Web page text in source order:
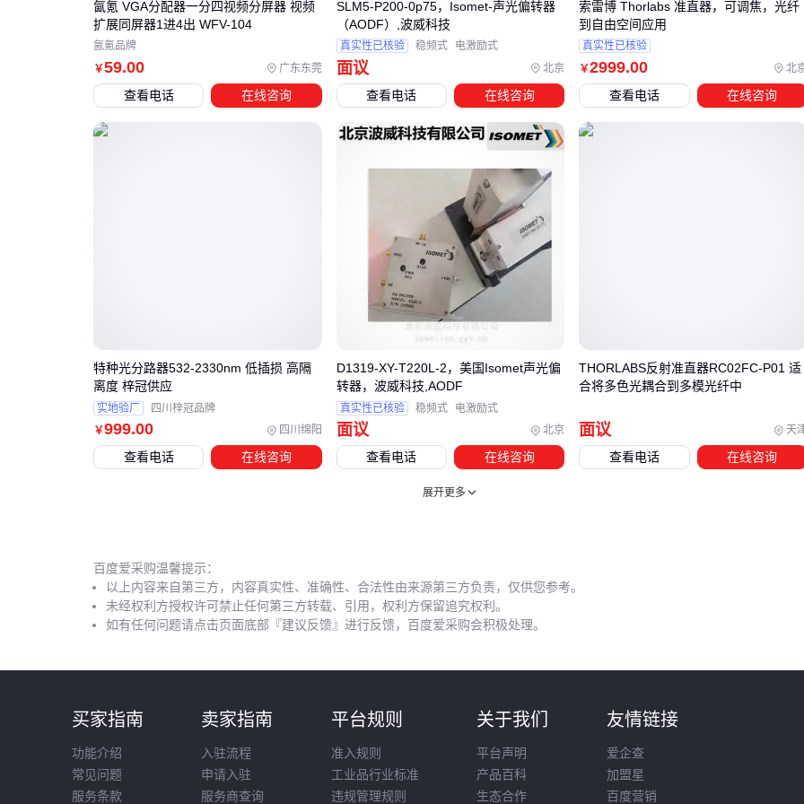
四、主设备采购后，这些配套问题可能被低估
采购光分路器或分光器后，实际部署时往往会遇到两类配套问
题：一是与现有设备的兼容性，例如波分复用器
的通道间隔
求，长距离传输时需要搭配光纤放大器
忽视这些联动关系可能导致两种后果：要么被迫更换核心设备
造成浪费，要么因信号质量不达标需要二次改造。
关键配套设备需要同步考虑：
信号适配类：光衰减器
损坏敏感的分光器元件
连接优化类：预埋式光纤连接器
适合需要频繁插拔的实验室场景
管理维护类：光纤清洁工具
和防尘帽对保持接口透光率至
关重要，灰尘积累会使分光比误差增大
建议在采购主设备时预留15%-20%预算给配套方案。例如数据
中心的高密度布线环境，需要提前规划光纤管理托盘
和走线
槽的空间兼容性，而非事后补救。
示，超过60%的链路故障源于连接器污染，但以下操作细节容
易被忽视：
超细纤维头更适合精密陶瓷插芯
操作规范：必须单向擦拭端面，来回摩擦会加剧镀层磨损
另一个隐藏成本是连接器匹配度。SC/UPC冷接子
￥59.00 广东东莞
氤氪 VGA分配器一分四视频分屏器 视频
扩展同屏器1进4出 WFV-104
氤氪品牌
查看电话 在线咨询
面议 北京
SLM5-P200-0p75，Isomet-声光偏转器
（AODF）,波威科技
真实性已核验 稳频式 电激励式
查看电话 在线咨询
￥2999.00 北
索雷博 Thorlabs 准直器，可调焦，光纤
到自由空间应用
真实性已核验
查看电话 在线咨询
￥999.00 四川绵阳
特种光分路器532-2330nm 低插损 高隔
离度 梓冠供应
实地验厂 四川梓冠品牌
查看电话 在线咨询
面议 北京
D1319-XY-T220L-2，美国Isomet声光偏
转器，波威科技,AODF
真实性已核验 稳频式 电激励式
查看电话 在线咨询
面议 天
THORLABS反射准直器RC02FC-P01 适
合将多色光耦合到多模光纤中
查看电话 在线咨询
展开更多
百度爱采购温馨提示：
以上内容来自第三方，内容真实性、准确性、合法性由来源第三方负责，仅供您参考。
未经权利方授权许可禁止任何第三方转载、引用，权利方保留追究权利。
如有任何问题请点击页面底部『建议反馈』进行反馈，百度爱采购会积极处理。
买家指南
功能介绍
常见问题
服务条款
卖家指南
入驻流程
申请入驻
服务商查询
平台规则
准入规则
工业品行业标准
违规管理规则
关于我们
平台声明
产品百科
生态合作
友情链接
爱企查
加盟星
百度营销